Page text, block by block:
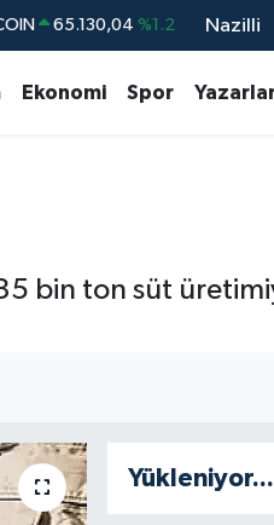
47,7106 %0.17 Nazilli
Ekonomi Spor
bin ton süt
Yükleniyor...